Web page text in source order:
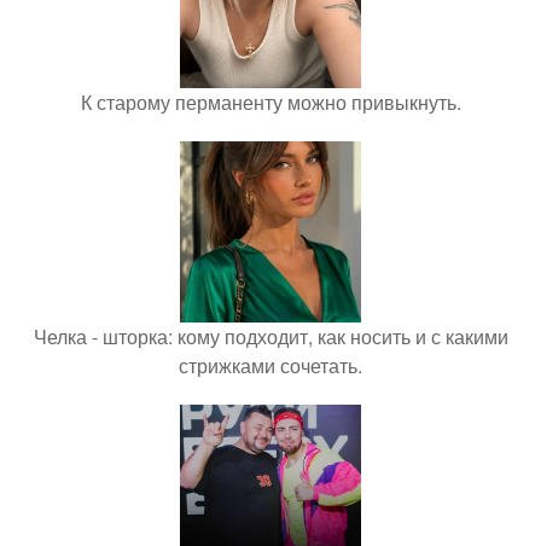
К старому перманенту можно привыкнуть.
Челка - шторка: кому подходит, как носить и с какими
стрижками сочетать.